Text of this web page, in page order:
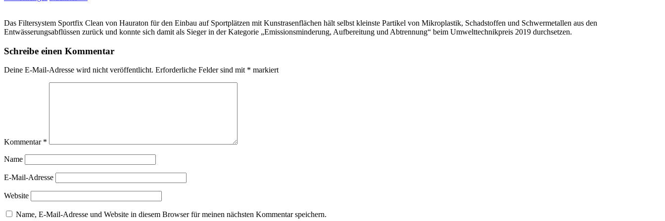
Das Filtersystem Sportfix Clean von Hauraton für den Einbau auf Sportplätzen mit Kunstrasenflächen hält selbst kleinste Partikel von Mikroplastik, Schadstoffen und Schwermetallen aus den
Entwässerungsabflüssen zurück und konnte sich damit als Sieger in der Kategorie „Emissionsminderung, Aufbereitung und Abtrennung“ beim Umwelttechnikpreis 2019 durchsetzen.
Schreibe einen Kommentar
Deine E-Mail-Adresse wird nicht veröffentlicht. Erforderliche Felder sind mit * markiert
Kommentar *
Name
E-Mail-Adresse
Website
Name, E-Mail-Adresse und Website in diesem Browser für meinen nächsten Kommentar speichern.